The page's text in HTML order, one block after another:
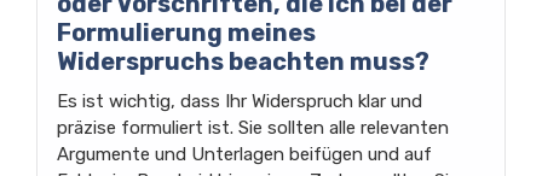
Formulierung meines
Widerspruchs beachten muss?
Es ist wichtig, dass Ihr Widerspruch klar und
präzise formuliert ist. Sie sollten alle relevanten
Argumente und Unterlagen beifügen und auf